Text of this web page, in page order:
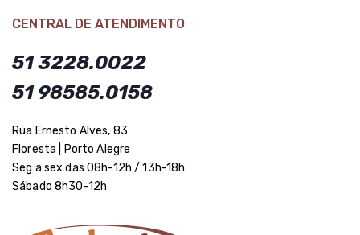
CENTRAL DE ATENDIMENTO
51 3228.0022
51 98585.0158
Rua Ernesto Alves, 83
Floresta | Porto Alegre
Seg a sex das 08h-12h / 13h-18h
Sábado 8h30-12h